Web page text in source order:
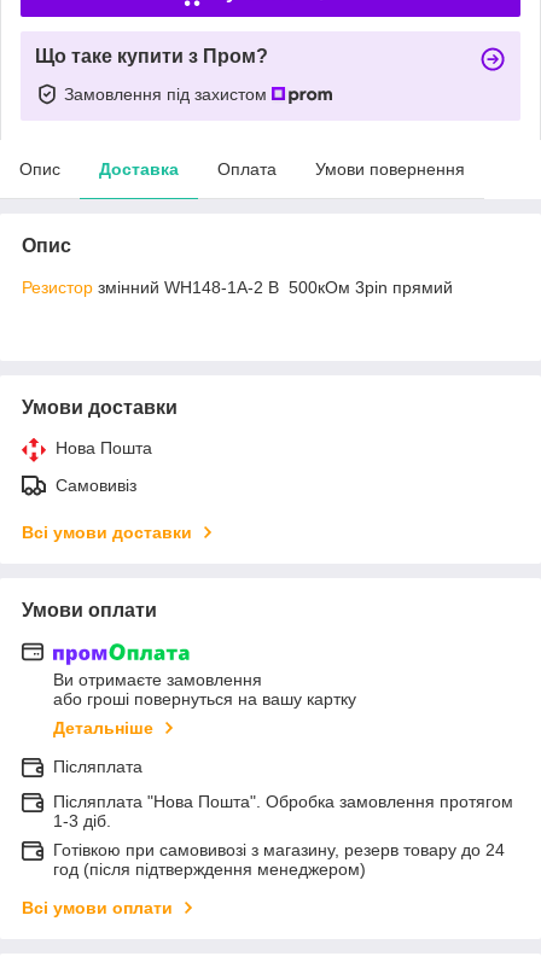
Що таке купити з Пром?
Замовлення під захистом
Опис Доставка Оплата Умови повернення
Опис
Резистор змінний WH148-1A-2 B 500кОм 3pin прямий
Умови доставки
Нова Пошта
Самовивіз
Всі умови доставки
Умови оплати
Ви отримаєте замовлення
або гроші повернуться на вашу картку
Детальніше
Післяплата
Післяплата "Нова Пошта". Обробка замовлення протягом
1-3 діб.
Готівкою при самовивозі з магазину, резерв товару до 24
год (після підтверждення менеджером)
Всі умови оплати